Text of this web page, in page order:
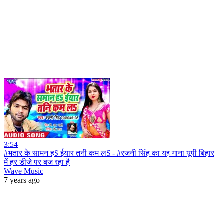
3:54
#भतार के सामन हS ईयार तनी कम लS - #रजनी सिंह का यह गाना यूपी बिहार
में हर डीजे पर बज रहा है
Wave Music
7 years ago